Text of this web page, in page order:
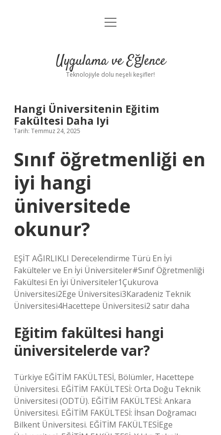
Anasayfa
Yasal Uyarı
menüyü
Uygulama ve Eğlence
Teknolojiyle dolu neşeli keşifler!
Hangi Üniversitenin Eğitim
Fakültesi Daha Iyi
Tarih: Temmuz 24, 2025
Sınıf öğretmenliği en
iyi hangi
üniversitede
okunur?
EŞİT AĞIRLIKLI Derecelendirme Türü En İyi
Fakülteler ve En İyi Üniversiteler#Sınıf Öğretmenliği
Fakültesi En İyi Üniversiteler1Çukurova
Üniversitesi2Ege Üniversitesi3Karadeniz Teknik
Üniversitesi4Hacettepe Üniversitesi2 satır daha
Eğitim fakültesi hangi
üniversitelerde var?
Türkiye EĞİTİM FAKÜLTESİ, Bölümler, Hacettepe
Üniversitesi. EĞİTİM FAKÜLTESİ: Orta Doğu Teknik
Üniversitesi (ODTÜ). EĞİTİM FAKÜLTESİ: Ankara
Üniversitesi. EĞİTİM FAKÜLTESİ: İhsan Doğramacı
Bilkent Üniversitesi. EĞİTİM FAKÜLTESİEge